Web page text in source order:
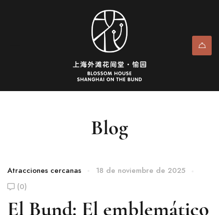
Blog
Atracciones cercanas
18 de noviembre de 2025
(0)
El Bund: El emblemático